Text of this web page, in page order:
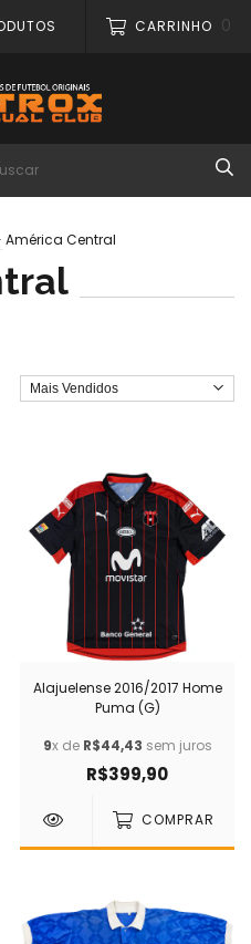
CARRINHO 0
América Central
Alajuelense 2016/2017 Home
Puma (G)
9x de R$44,43 sem juros
R$399,90
COMPRAR